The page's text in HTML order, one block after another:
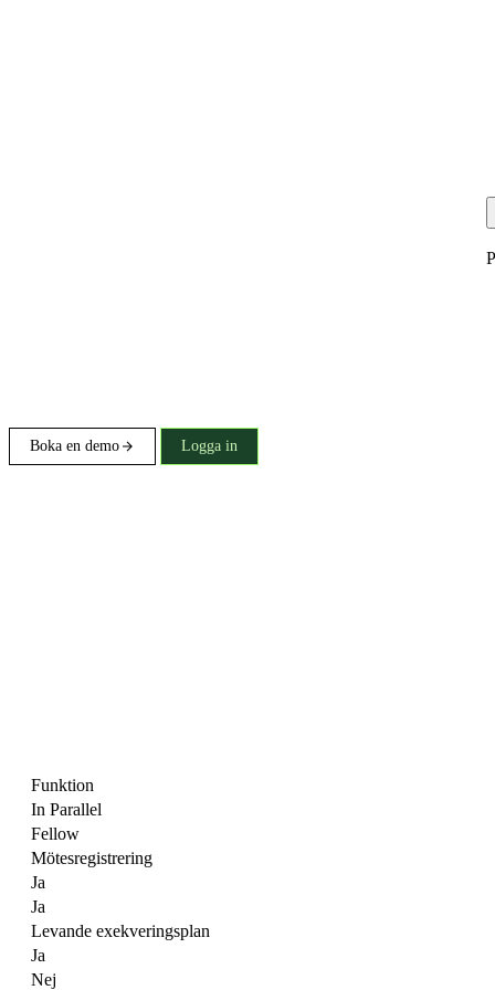
Boka en demo Logga in
Funktion
In Parallel
Fellow
Mötesregistrering
Ja
Ja
Levande exekveringsplan
Ja
Nej